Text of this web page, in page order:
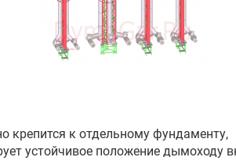
крепится к отдельному фундаменту,
устойчивое положение дымоходу